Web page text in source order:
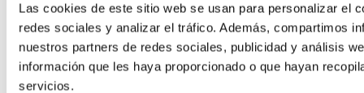
Las cookies de este sitio web se usan para personalizar el
redes sociales y analizar el tráfico. Además, compartimos
nuestros partners de redes sociales, publicidad y análisis
información que les haya proporcionado o que hayan
servicios.
Contacto